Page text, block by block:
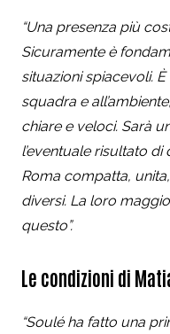
“Una presenza più
Sicuramente è
situazioni spiacevoli.
squadra e
chiare e veloci. Sarà
l’eventuale risultato
Roma compatta,
diversi. La loro
questo”.
Le condizioni di
“Soulé ha fatto una